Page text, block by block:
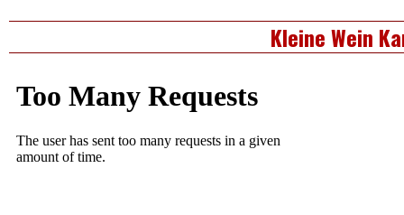
Kleine Wein